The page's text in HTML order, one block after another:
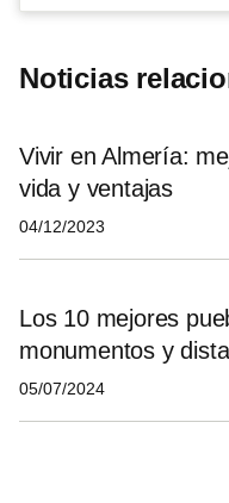
Noticias
Vivir en Almería:
vida y ventajas
04/12/2023
Los 10 mejores
monumentos y
05/07/2024